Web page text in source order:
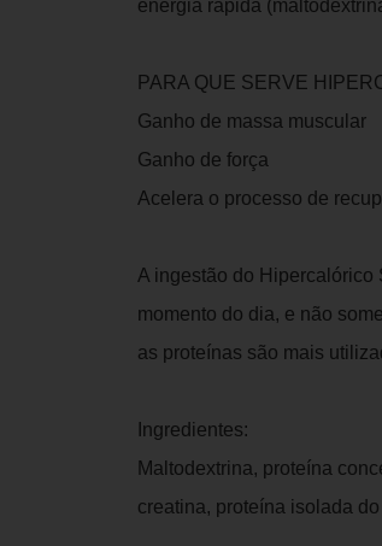
energia rápida
PARA QUE SERVE
Ganho de massa muscular
Ganho de força
Acelera o processo de
A ingestão do Hipercalórico
momento do dia, e não
as proteínas são mais
Ingredientes:
Maltodextrina, proteína
creatina, proteína isolada